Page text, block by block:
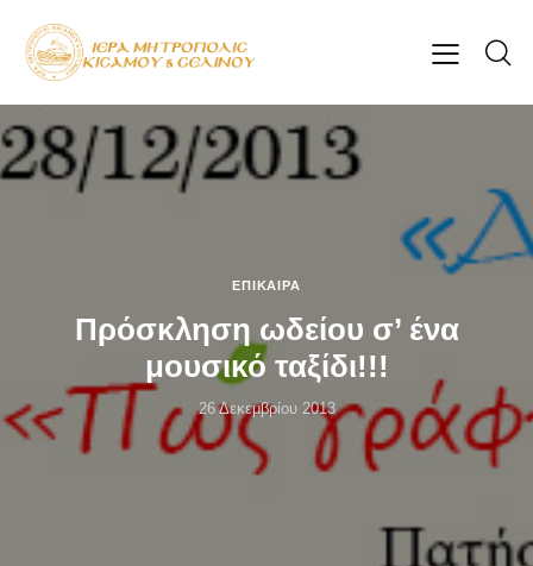
ΕΠΊΚΑΙΡΑ
Πρόσκληση ωδείου σ’ ένα
μουσικό ταξίδι!!!
26 Δεκεμβρίου 2013